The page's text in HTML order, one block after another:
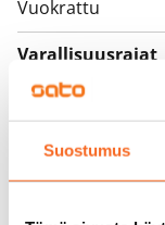
Suostumus
Vuokrattu
Varallisuusrajat
Vuokra